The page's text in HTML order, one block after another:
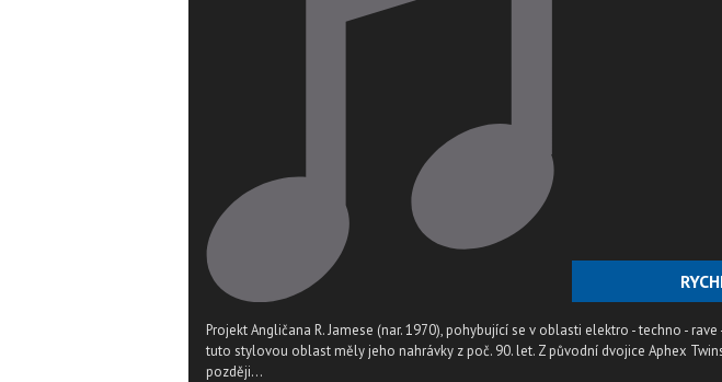
Projekt Angličana R. Jamese (nar. 1970), pohybující se v oblasti elektro - techno -
tuto stylovou oblast měly jeho nahrávky z poč. 90. let. Z původní dvojice Aphex
později...